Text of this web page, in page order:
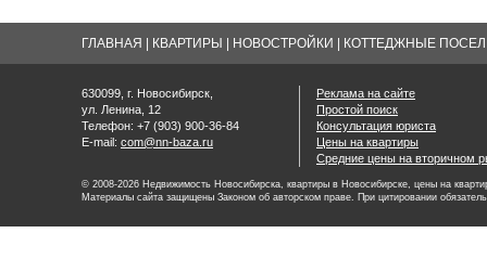
ГЛАВНАЯ КВАРТИРЫ НОВОСТРОЙКИ КОТТЕДЖНЫЕ
630099, г. Новосибирск,
ул. Ленина, 12
Телефон: +7 (903) 900-36-84
E-mail: com@nn-baza.ru
Реклама на сайте
Простой поиск
Консультация юриста
Цены на квартиры
Средние цены на вторичном
© 2008-2026 Недвижимость Новосибирска, квартиры в Новосибирске, цены на
Материалы сайта защищены Законом об авторском праве. При цитировании